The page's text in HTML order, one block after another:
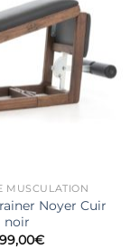
MUSCULATION
Noyer Cuir
noir
€